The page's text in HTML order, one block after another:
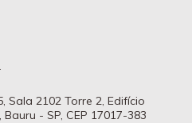
Sala 2102 Torre 2, Edifício
- SP, CEP 17017-383